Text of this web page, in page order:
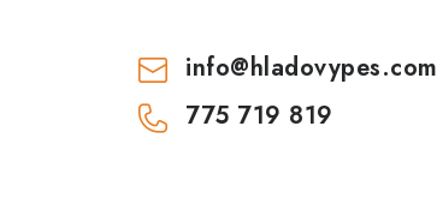
info@hladovypes.com
775 719 819